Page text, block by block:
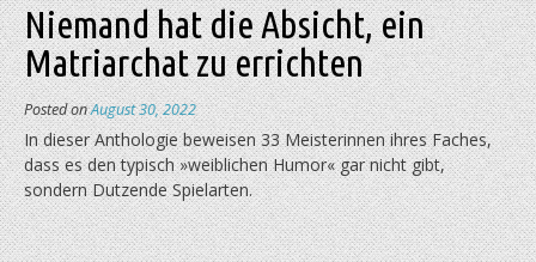
Niemand hat die Absicht, ein
Matriarchat zu errichten
Posted onAugust 30, 2022
In dieser Anthologie beweisen 33 Meisterinnen ihres Faches,
dass es den typisch »weiblichen Humor« gar nicht gibt,
sondern Dutzende Spielarten.